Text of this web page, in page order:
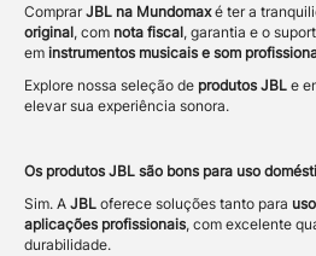
ComprarJBL na Mundomaxé ter a
original, com nota fiscal, garantia e o
em instrumentos musicais e som
Explore nossa seleção de produtos JBL e
elevar sua experiência sonora.
Os produtos JBL são bons para uso
Sim. A JBL oferece soluções tanto para
aplicações profissionais, com excelente
durabilidade.